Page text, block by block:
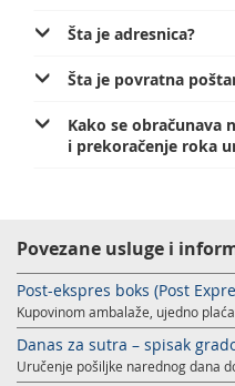
Šta je adresnica?
Šta je povratna
Kako se obračunava
i prekoračenje roka
Povezane usluge i
Post-ekspres boks (Post
Kupovinom ambalaže, ujedno
Danas za sutra – spisak
Uručenje pošiljke narednog dana